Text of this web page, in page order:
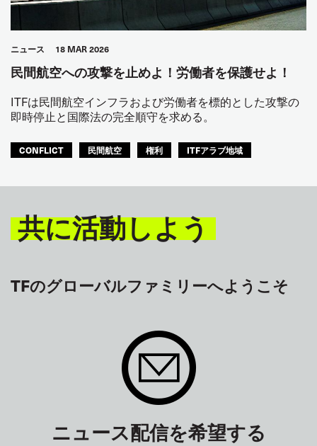
ニュース 18 MAR 2026
民間航空への攻撃を止めよ！労働者を保護せよ！
ITFは民間航空インフラおよび労働者を標的とした攻撃の
即時停止と国際法の完全順守を求める。
CONFLICT 民間航空 権利 ITFアラブ地域
共に活動しよう
TFのグローバルファミリーへようこそ
ニュース配信を希望する